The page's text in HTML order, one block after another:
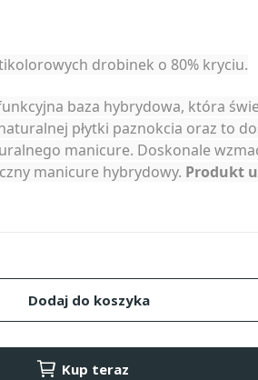
drobinek o 80% kryciu.
baza hybrydowa, która
płytki paznokcia oraz to
manicure. Doskonale
manicure hybrydowy. Produkt
Dodaj do koszyka
Kup teraz